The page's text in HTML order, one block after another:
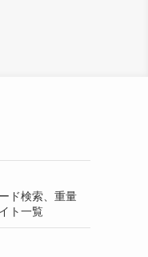
ド検索、重量
ト一覧